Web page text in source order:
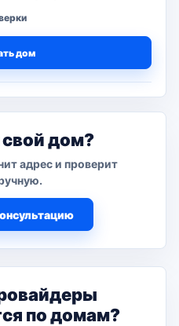
дом
дом?
адрес и проверит
по домам?